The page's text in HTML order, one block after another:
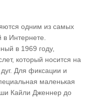
одним из самых
Интернете.
в 1969 году,
который носится на
дуг. Для фиксации и
маленькая
Кайли Дженнер до